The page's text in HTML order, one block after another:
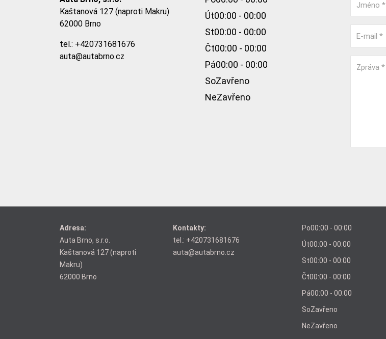
Kaštanová 127 (naproti Makru)
62000 Brno
tel.: +420731681676
auta@autabrno.cz
Út00:00 - 00:00
St00:00 - 00:00
Čt00:00 - 00:00
Pá00:00 - 00:00
SoZavřeno
NeZavřeno
Jméno *
E-mail *
Zpráva *
Adresa:
Auta Brno, s.r.o.
Kaštanová 127 (naproti
Makru)
62000 Brno
Kontakty:
tel.: +420731681676
auta@autabrno.cz
Po00:00 - 00:00
Út00:00 - 00:00
St00:00 - 00:00
Čt00:00 - 00:00
Pá00:00 - 00:00
SoZavřeno
NeZavřeno